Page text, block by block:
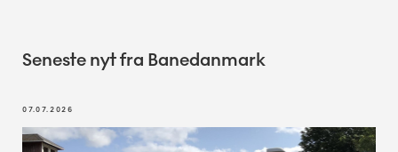
Seneste nyt fra Banedanmark
07.07.2026